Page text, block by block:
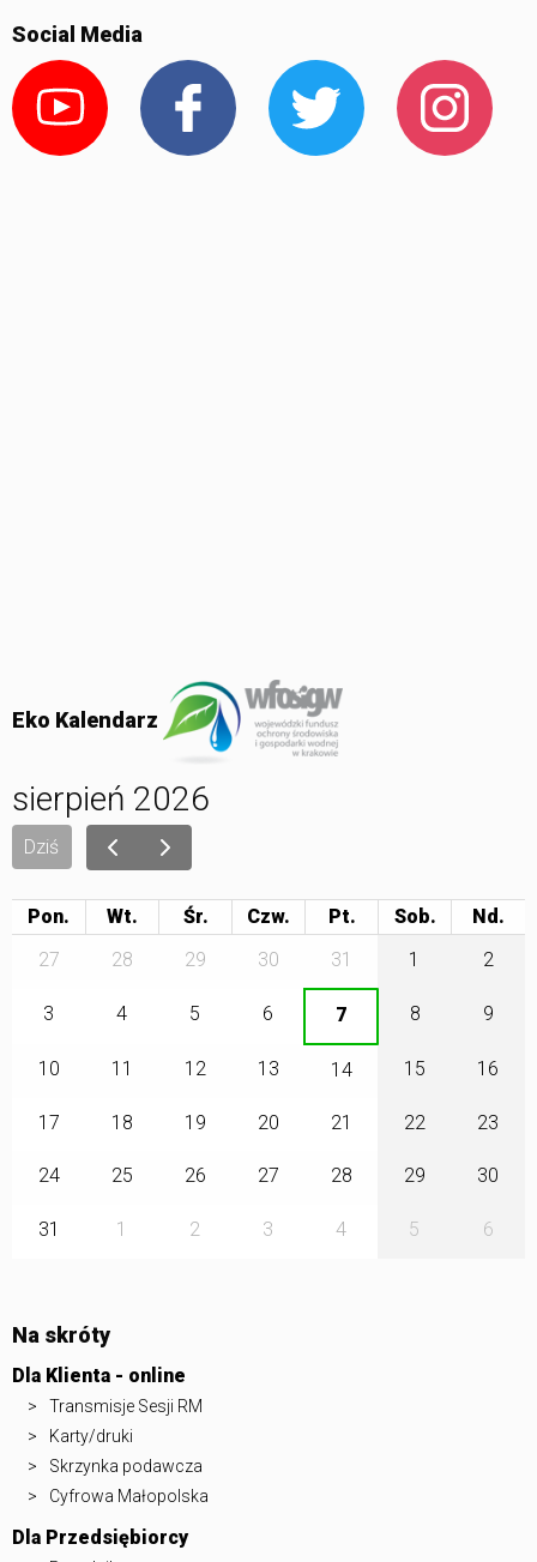
Social Media
Eko Kalendarz
sierpień 2026
Dziś
Pon. Wt. Śr. Czw. Pt.
Sob.
27
28 29 30 31 1 2
3 4 5 6 7 8 9
10 11 12 13 14 15 16
17 18 19 20 21 22 23
24 25 26 27 28 29 30
31 1 2 3 4 5 6
Na skróty
Dla Klienta - online
Transmisje Sesji RM
Karty/druki
Skrzynka podawcza
Cyfrowa Małopolska
Dla Przedsiębiorcy